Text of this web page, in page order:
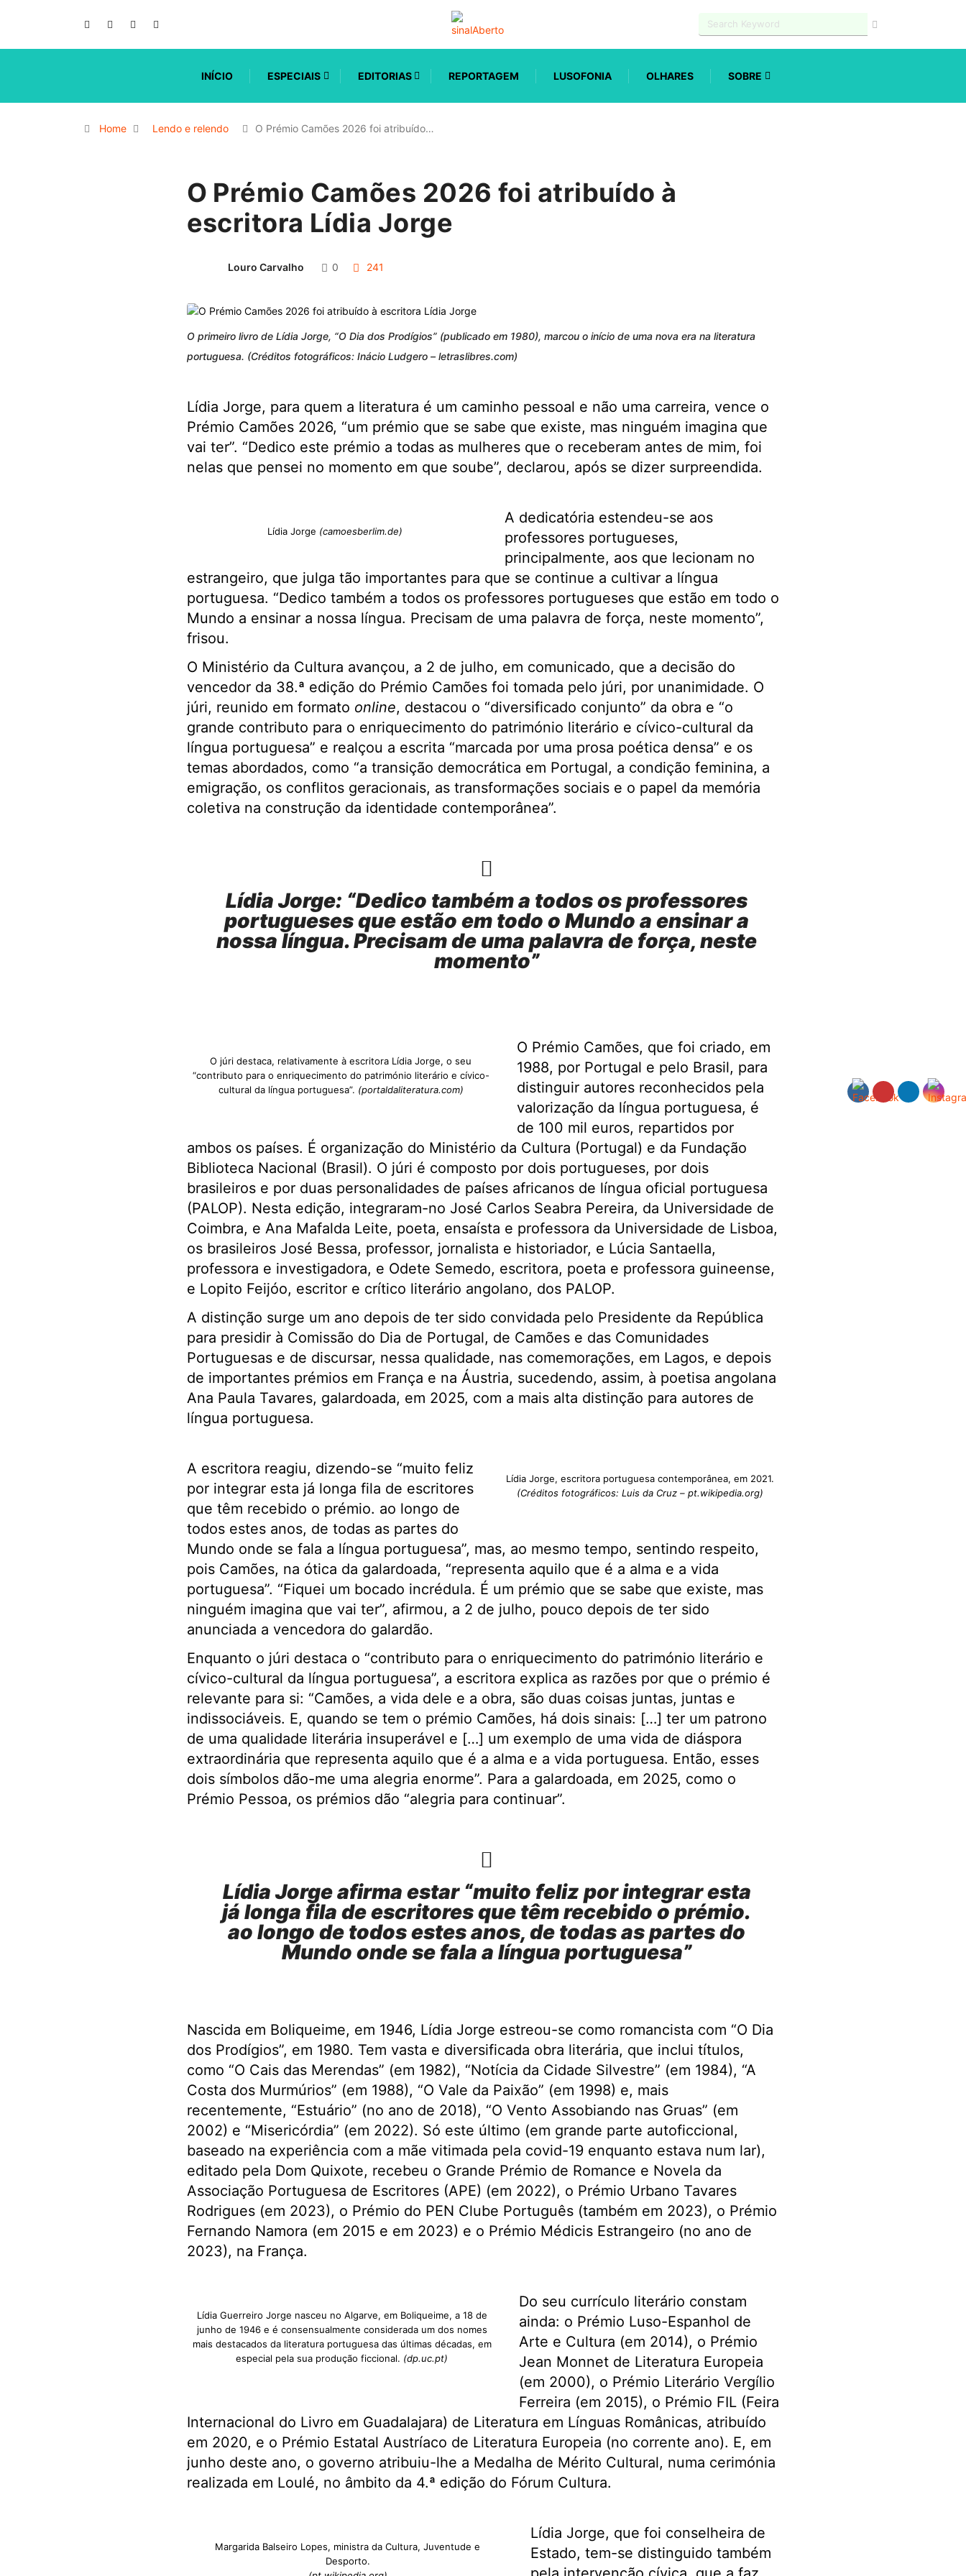
INÍCIO ESPECIAIS EDITORIAS REPORTAGEM LUSOFONIA OLHARES SOBRE
Home Lendo e relendo O Prémio Camões 2026 foi atribuído…
O Prémio Camões 2026 foi atribuído à
escritora Lídia Jorge
Louro Carvalho 0 241
O primeiro livro de Lídia Jorge, “O Dia dos Prodígios” (publicado em 1980), marcou o início de uma nova era na literatura
portuguesa. (Créditos fotográficos: Inácio Ludgero – letraslibres.com)
Lídia Jorge, para quem a literatura é um caminho pessoal e não uma carreira, vence o
Prémio Camões 2026, “um prémio que se sabe que existe, mas ninguém imagina que
vai ter”. “Dedico este prémio a todas as mulheres que o receberam antes de mim, foi
nelas que pensei no momento em que soube”, declarou, após se dizer surpreendida.
Lídia Jorge (camoesberlim.de)
A dedicatória estendeu-se aos
professores portugueses,
principalmente, aos que lecionam no
estrangeiro, que julga tão importantes para que se continue a cultivar a língua
portuguesa. “Dedico também a todos os professores portugueses que estão em todo o
Mundo a ensinar a nossa língua. Precisam de uma palavra de força, neste momento”,
frisou.
O Ministério da Cultura avançou, a 2 de julho, em comunicado, que a decisão do
vencedor da 38.ª edição do Prémio Camões foi tomada pelo júri, por unanimidade. O
júri, reunido em formato online, destacou o “diversificado conjunto” da obra e “o
grande contributo para o enriquecimento do património literário e cívico-cultural da
língua portuguesa” e realçou a escrita “marcada por uma prosa poética densa” e os
temas abordados, como “a transição democrática em Portugal, a condição feminina, a
emigração, os conflitos geracionais, as transformações sociais e o papel da memória
coletiva na construção da identidade contemporânea”.
Lídia Jorge: “Dedico também a todos os professores
portugueses que estão em todo o Mundo a ensinar a
nossa língua. Precisam de uma palavra de força, neste
momento”
O júri destaca, relativamente à escritora Lídia Jorge, o seu
“contributo para o enriquecimento do património literário e cívico-
cultural da língua portuguesa”. (portaldaliteratura.com)
O Prémio Camões, que foi criado, em
1988, por Portugal e pelo Brasil, para
distinguir autores reconhecidos pela
valorização da língua portuguesa, é
de 100 mil euros, repartidos por
ambos os países. É organização do Ministério da Cultura (Portugal) e da Fundação
Biblioteca Nacional (Brasil). O júri é composto por dois portugueses, por dois
brasileiros e por duas personalidades de países africanos de língua oficial portuguesa
(PALOP). Nesta edição, integraram-no José Carlos Seabra Pereira, da Universidade de
Coimbra, e Ana Mafalda Leite, poeta, ensaísta e professora da Universidade de Lisboa,
os brasileiros José Bessa, professor, jornalista e historiador, e Lúcia Santaella,
professora e investigadora, e Odete Semedo, escritora, poeta e professora guineense,
e Lopito Feijóo, escritor e crítico literário angolano, dos PALOP.
A distinção surge um ano depois de ter sido convidada pelo Presidente da República
para presidir à Comissão do Dia de Portugal, de Camões e das Comunidades
Portuguesas e de discursar, nessa qualidade, nas comemorações, em Lagos, e depois
de importantes prémios em França e na Áustria, sucedendo, assim, à poetisa angolana
Ana Paula Tavares, galardoada, em 2025, com a mais alta distinção para autores de
língua portuguesa.
Lídia Jorge, escritora portuguesa contemporânea, em 2021.
(Créditos fotográficos: Luis da Cruz – pt.wikipedia.org)
A escritora reagiu, dizendo-se “muito feliz
por integrar esta já longa fila de escritores
que têm recebido o prémio. ao longo de
todos estes anos, de todas as partes do
Mundo onde se fala a língua portuguesa”, mas, ao mesmo tempo, sentindo respeito,
pois Camões, na ótica da galardoada, “representa aquilo que é a alma e a vida
portuguesa”. “Fiquei um bocado incrédula. É um prémio que se sabe que existe, mas
ninguém imagina que vai ter”, afirmou, a 2 de julho, pouco depois de ter sido
anunciada a vencedora do galardão.
Enquanto o júri destaca o “contributo para o enriquecimento do património literário e
cívico-cultural da língua portuguesa”, a escritora explica as razões por que o prémio é
relevante para si: “Camões, a vida dele e a obra, são duas coisas juntas, juntas e
indissociáveis. E, quando se tem o prémio Camões, há dois sinais: […] ter um patrono
de uma qualidade literária insuperável e […] um exemplo de uma vida de diáspora
extraordinária que representa aquilo que é a alma e a vida portuguesa. Então, esses
dois símbolos dão-me uma alegria enorme”. Para a galardoada, em 2025, como o
Prémio Pessoa, os prémios dão “alegria para continuar”.
Lídia Jorge afirma estar “muito feliz por integrar esta
já longa fila de escritores que têm recebido o prémio.
ao longo de todos estes anos, de todas as partes do
Mundo onde se fala a língua portuguesa”
Nascida em Boliqueime, em 1946, Lídia Jorge estreou-se como romancista com “O Dia
dos Prodígios”, em 1980. Tem vasta e diversificada obra literária, que inclui títulos,
como “O Cais das Merendas” (em 1982), “Notícia da Cidade Silvestre” (em 1984), “A
Costa dos Murmúrios” (em 1988), “O Vale da Paixão” (em 1998) e, mais
recentemente, “Estuário” (no ano de 2018), “O Vento Assobiando nas Gruas” (em
2002) e “Misericórdia” (em 2022). Só este último (em grande parte autoficcional,
baseado na experiência com a mãe vitimada pela covid-19 enquanto estava num lar),
editado pela Dom Quixote, recebeu o Grande Prémio de Romance e Novela da
Associação Portuguesa de Escritores (APE) (em 2022), o Prémio Urbano Tavares
Rodrigues (em 2023), o Prémio do PEN Clube Português (também em 2023), o Prémio
Fernando Namora (em 2015 e em 2023) e o Prémio Médicis Estrangeiro (no ano de
2023), na França.
Lídia Guerreiro Jorge nasceu no Algarve, em Boliqueime, a 18 de
junho de 1946 e é consensualmente considerada um dos nomes
mais destacados da literatura portuguesa das últimas décadas, em
especial pela sua produção ficcional. (dp.uc.pt)
Do seu currículo literário constam
ainda: o Prémio Luso-Espanhol de
Arte e Cultura (em 2014), o Prémio
Jean Monnet de Literatura Europeia
(em 2000), o Prémio Literário Vergílio
Ferreira (em 2015), o Prémio FIL (Feira
Internacional do Livro em Guadalajara) de Literatura em Línguas Românicas, atribuído
em 2020, e o Prémio Estatal Austríaco de Literatura Europeia (no corrente ano). E, em
junho deste ano, o governo atribuiu-lhe a Medalha de Mérito Cultural, numa cerimónia
realizada em Loulé, no âmbito da 4.ª edição do Fórum Cultura.
Margarida Balseiro Lopes, ministra da Cultura, Juventude e
Desporto.
Lídia Jorge, que foi conselheira de
Estado, tem-se distinguido também